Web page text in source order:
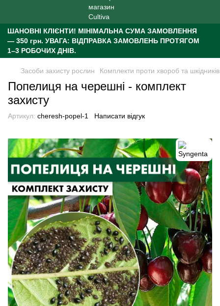
ШАНОВНІ КЛІЄНТИ! МІНІМАЛЬНА СУМА ЗАМОВЛЕННЯ
— 350 грн. УВАГА: ВІДПРАВКА ЗАМОВЛЕНЬ ПРОТЯГОМ
1–3 РОБОЧИХ ДНІВ.
Засоби захисту рослин Комплекти проти хвороб та шкідників
Попелиця на черешні - комплект
захисту
Артикул: cheresh-popel-1 Написати відгук